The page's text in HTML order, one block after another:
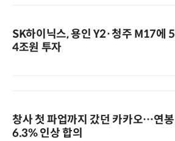
SK하이닉스, 용인 Y2·청주 M17에 5
4조원 투자
창사 첫 파업까지 갔던 카카오…연봉
6.3% 인상 합의